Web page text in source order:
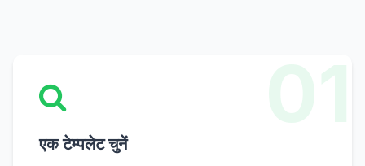
एक टेम्पलेट चुनें